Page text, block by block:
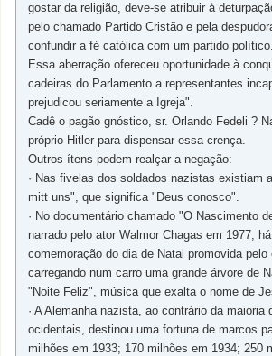
gostar da religião, deve-se atribuir à
pelo chamado Partido Cristão e pela
confundir a fé católica com um partido político.
Essa aberração ofereceu oportunidade à
cadeiras do Parlamento a representantes
prejudicou seriamente a Igreja".
Cadê o pagão gnóstico, sr. Orlando Fedeli ?
próprio Hitler para dispensar essa crença.
Outros ítens podem realçar a negação:
· Nas fivelas dos soldados nazistas existiam
mitt uns", que significa "Deus conosco".
· No documentário chamado "O Nascimento
narrado pelo ator Walmor Chagas em 1977,
comemoração do dia de Natal promovida
carregando num carro uma grande árvore de
"Noite Feliz", música que exalta o nome de
· A Alemanha nazista, ao contrário da maioria
ocidentais, destinou uma fortuna de marcos
milhões em 1933; 170 milhões em 1934; 250